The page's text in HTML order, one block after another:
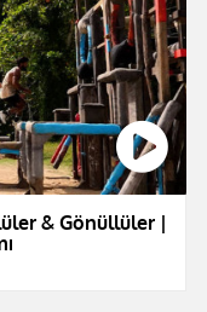
& Gönüllüler |